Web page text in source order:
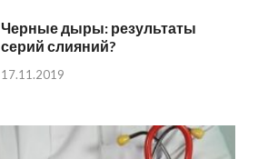
Черные дыры: результаты
серий слияний?
17.11.2019